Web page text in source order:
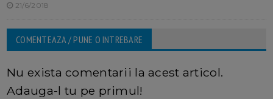
21/6/2018
COMENTEAZA / PUNE O INTREBARE
Nu exista comentarii la acest articol.
Adauga-l tu pe primul!